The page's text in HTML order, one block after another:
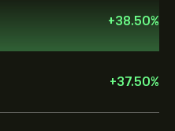
+38.50%
+37.50%